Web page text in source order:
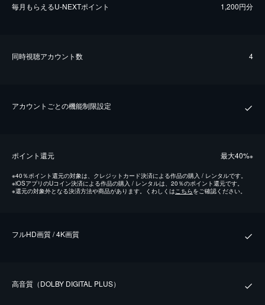
毎⽉もらえるU-NEXTポイント 1,200円分
同時視聴アカウント数 4
アカウントごとの機能制限設定
ポイント還元 最⼤40%※
※40％ポイント還元の対象は、クレジットカード決済による作品の購入 / レンタルです。
※iOSアプリのUコイン決済による作品の購入 / レンタルは、20％のポイント還元です。
※還元の対象外となる決済方法や商品があります。くわしくはこちらをご確認ください。
フルHD画質 / 4K画質
⾼⾳質（DOLBY DIGITAL PLUS）